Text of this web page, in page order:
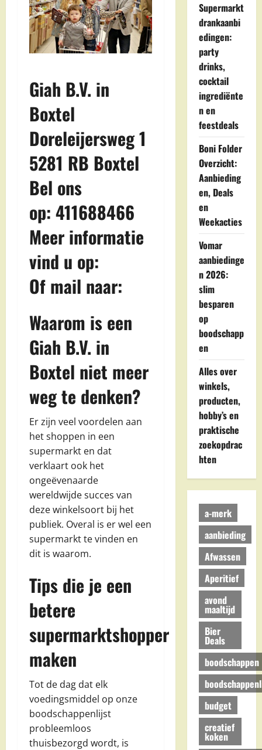
Giah B.V. in
Boxtel
Doreleijersweg 1
5281 RB Boxtel
Bel ons
op: 411688466
Meer informatie
vind u op:
Of mail naar:
Waarom is een
Giah B.V. in
Boxtel niet meer
weg te denken?
Er zijn veel voordelen aan
het shoppen in een
supermarkt en dat
verklaart ook het
ongeëvenaarde
wereldwijde succes van
deze winkelsoort bij het
publiek. Overal is er wel een
supermarkt te vinden en
dit is waarom.
Tips die je een
betere
supermarktshopper
maken
Tot de dag dat elk
voedingsmiddel op onze
boodschappenlijst
probleemloos
thuisbezorgd wordt, is
Supermarkt
drankaanbi
edingen:
party
drinks,
cocktail
ingrediënte
n en
feestdeals
Boni Folder
Overzicht:
Aanbieding
en, Deals
en
Weekacties
Vomar
aanbiedinge
n 2026:
slim
besparen
op
boodschapp
en
Alles over
winkels,
producten,
hobby’s en
praktische
zoekopdrac
hten
a-merk
aanbieding
Afwassen
Aperitief
avond
maaltijd
Bier
Deals
boodschappen
budget
creatief
koken